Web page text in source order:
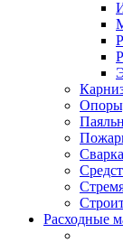
Сварка
Расходные